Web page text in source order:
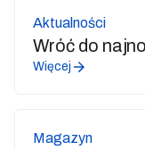
Aktualności
Wróć do
Więcej
Magazyn